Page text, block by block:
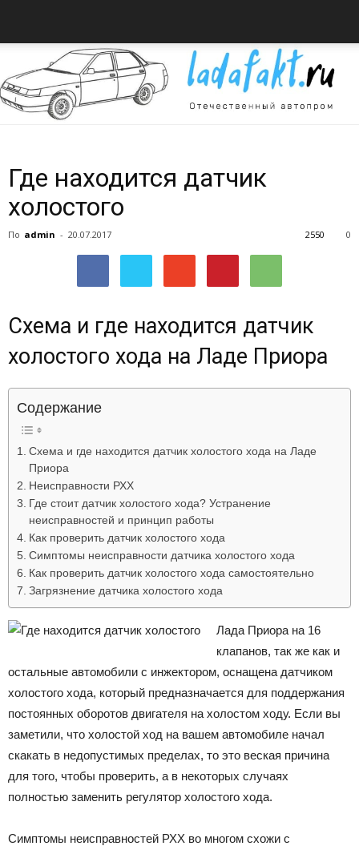
ВАЗ
Где находится датчик
холостого
По admin - 20.07.2017 0
2550
Схема и где находится датчик
холостого хода на Ладе Приора
Содержание
Схема и где находится датчик холостого хода на Ладе
Приора
Неисправности РХХ
Где стоит датчик холостого хода? Устранение
неисправностей и принцип работы
Как проверить датчик холостого хода
Симптомы неисправности датчика холостого хода
Как проверить датчик холостого хода самостоятельно
Загрязнение датчика холостого хода
Лада Приора на 16
клапанов, так же как и
остальные автомобили с инжектором, оснащена датчиком
холостого хода, который предназначается для поддержания
постоянных оборотов двигателя на холостом ходу. Если вы
заметили, что холостой ход на вашем автомобиле начал
скакать в недопустимых пределах, то это веская причина
для того, чтобы проверить, а в некоторых случаях
полностью заменить регулятор холостого хода.
Симптомы неисправностей РХХ во многом схожи с